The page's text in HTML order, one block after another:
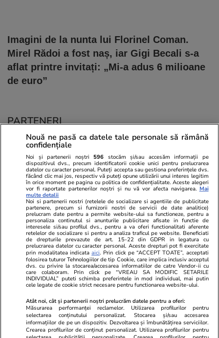
Imagini de la nunta lui Florinel Coman.
Mirel Rădoi a fost naș, iar Gigi Becali s-a
aflat printre invitați: „Mi-a adus 6 milioane
de euro”
PARTENERI
Viva.ro
"Nici acum nu îi știu bine. Nu îi știu familia".
A tăcut luni întregi, dar acum Gina Matache a
spus adevărul despre relația cu ginerele ei,
Radu Siffr...
Unica.ro
Nu și ei! S-au
căsnicie! Cei doi
secret. Nimeni
motiv al
© 2026 Ringier Romania. Toate drepturile rezervate
Nouă ne pasă ca datele tale personale să rămână
confidențiale
Noi și partenerii noștri 596 stocăm și/sau accesăm informații pe
dispozitivul dvs., precum identificatorii cookie unici pentru prelucrarea
datelor cu caracter personal. Puteți accepta sau gestiona preferințele dvs.
făcând clic mai jos, respectiv vă puteți opune utilizării unui interes legitim
în orice moment pe pagina cu politica de confidențialitate. Aceste alegeri
vor fi raportate partenerilor noștri și nu vă vor afecta navigarea. Mai
multe detalii
Noi si partenerii nostri (retelele de socializare si agentiile de publicitate
partenere, precum si furnizorii nostri de servicii de date analitice)
prelucram date pentru a permite website-ului sa functioneze, pentru a
personaliza continutul si anunturile publicitare afisate in functie de
interesele si/sau profilul dvs., pentru a va oferi functionalitati aferente
retelelor de socializare si pentru a analiza traficul pe website. Beneficiati
de drepturile prevazute de art. 15-22 din GDPR in legatura cu
prelucrarea datelor cu caracter personal. Aceste drepturi pot fi exercitate
prin modalitatea indicataaici. Prin click pe “ACCEPT TOATE”, acceptati
folosirea tuturor Tehnologiilor de tip Cookie, care implica inclusiv acceptul
dvs. cu privire la stocarea/accesarea informatiilor de catre Vendor-ii cu
care colaboram. Prin click pe “VREAU SA MODIFIC SETARILE
INDIVIDUAL” puteti schimba preferintele in mod individual, mai putin
cele legate de cookie strict necesare pentru functionarea website-ului.
Atât noi, cât și partenerii noștri prelucrăm datele pentru a oferi:
Măsurarea performanței reclamelor. Utilizarea profilurilor pentru
selectarea conținutului personalizat. Stocarea și/sau accesarea
informațiilor de pe un dispozitiv. Dezvoltarea și îmbunătățirea serviciilor.
Crearea profilurilor de conținut personalizat. Utilizarea profilurilor pentru